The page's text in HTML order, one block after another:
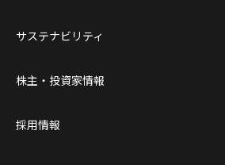
サステナビリティ
株主・投資家情報
採用情報